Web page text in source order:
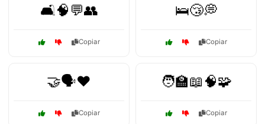
🛋️🧠💬👥
Copiar
🛌😴💭
Copiar
🤝🗣️❤️
Copiar
🧑‍🏫📖🧠🧩
Copiar